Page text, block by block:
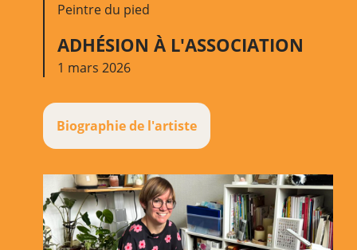
Peintre du pied
ADHÉSION À L'ASSOCIATION
1 mars 2026
Biographie de l'artiste